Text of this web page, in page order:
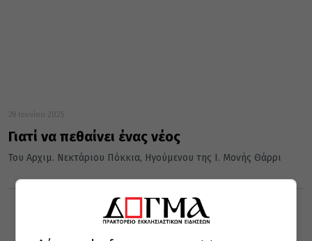
28 Ιουνίου 2025
Γιατί να πεθαίνει ένας νέος
Του Αρχιμ. Νεκτάριου Πόκκια, Ηγούμενου της Ι. Μονής Θάρρι